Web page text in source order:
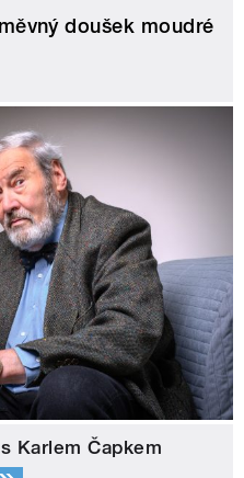
doušek moudré
Karlem Čapkem